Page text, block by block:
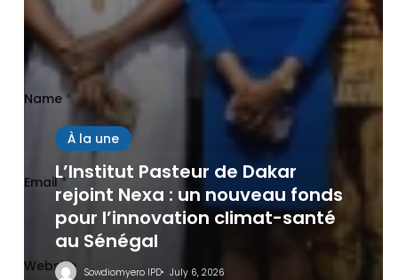
À la une
L’Institut Pasteur de Dakar
rejoint Nexa : un nouveau fonds
pour l’innovation climat-santé
au Sénégal
Sowdiomyero IPD July 6, 2026
Name*
Email*
Website